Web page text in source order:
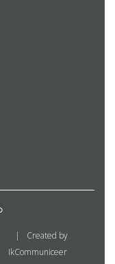
Created by
IkCommuniceer